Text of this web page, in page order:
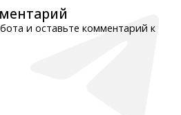
и оставьте комментарий к